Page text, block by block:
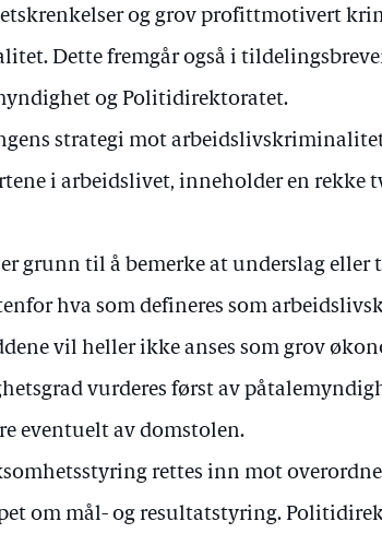
og grov profittmotivert
Dette fremgår også i
og Politidirektoratet.
strategi mot
i arbeidslivet, inneholder en rekke
grunn til å bemerke at underslag eller
hva som defineres som
vil heller ikke anses som grov
vurderes først av
eventuelt av domstolen.
rettes inn mot
om mål- og resultatstyring.